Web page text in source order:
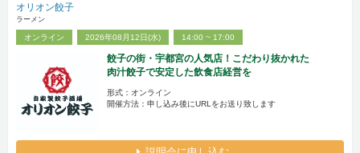
オリオン餃子
ラーメン
オンライン 2026年08月12日(水) 14:00 ~ 17:00
餃子の街・宇都宮の人気店！こだわり抜かれた
肉汁餃子で安定した飲食店経営を
形式：オンライン
開催方法：申し込み後にURLをお送り致します